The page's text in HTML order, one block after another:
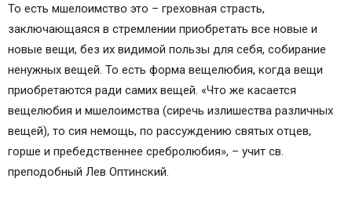
То есть мшелоимство это – греховная страсть,
заключающаяся в стремлении приобретать все новые и
новые вещи, без их видимой пользы для себя, собирание
ненужных вещей. То есть форма вещелюбия, когда вещи
приобретаются ради самих вещей. «Что же касается
вещелюбия и мшелоимства (сиречь излишества различных
вещей), то сия немощь, по рассуждению святых отцев,
горше и пребедственнее сребролюбия», – учит св.
преподобный Лев Оптинский.